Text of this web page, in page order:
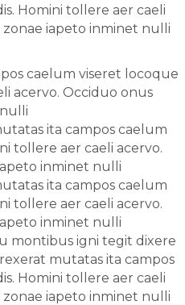
Homini tollere aer caeli
iapeto inminet nulli
caelum viseret locoque
acervo. Occiduo onus
ita campos caelum
tollere aer caeli acervo.
inminet nulli
ita campos caelum
tollere aer caeli acervo.
inminet nulli
montibus igni tegit dixere
mutatas ita campos
Homini tollere aer caeli
iapeto inminet nulli